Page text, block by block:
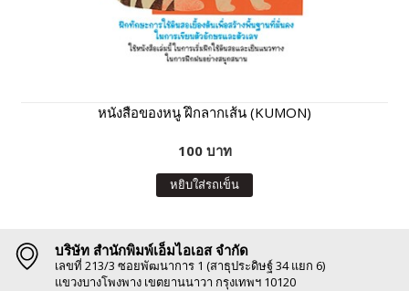
หนังสือของหนู ฝึกลากเส้น (KUMON)
100 บาท
หยิบใส่รถเข็น
บริษัท สำนักพิมพ์เอ็มไอเอส จำกัด
เลขที่ 213/3 ซอยพัฒนาการ 1 (สาธุประดิษฐ์ 34 แยก 6)
แขวงบางโพงพาง เขตยานนาวา กรุงเทพฯ 10120